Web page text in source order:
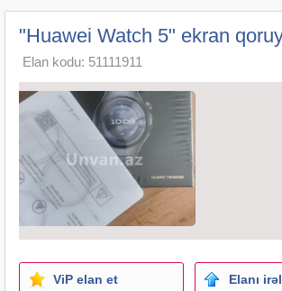
"Huawei Watch 5" ekran
Elan kodu: 51111911
ViP elan et Elanı